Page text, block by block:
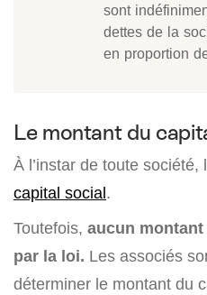
sont
dettes de la
en proportion
Le montant du
À l’instar de toute société,
capital social.
Toutefois, aucun
par la loi. Les associés
déterminer le montant du